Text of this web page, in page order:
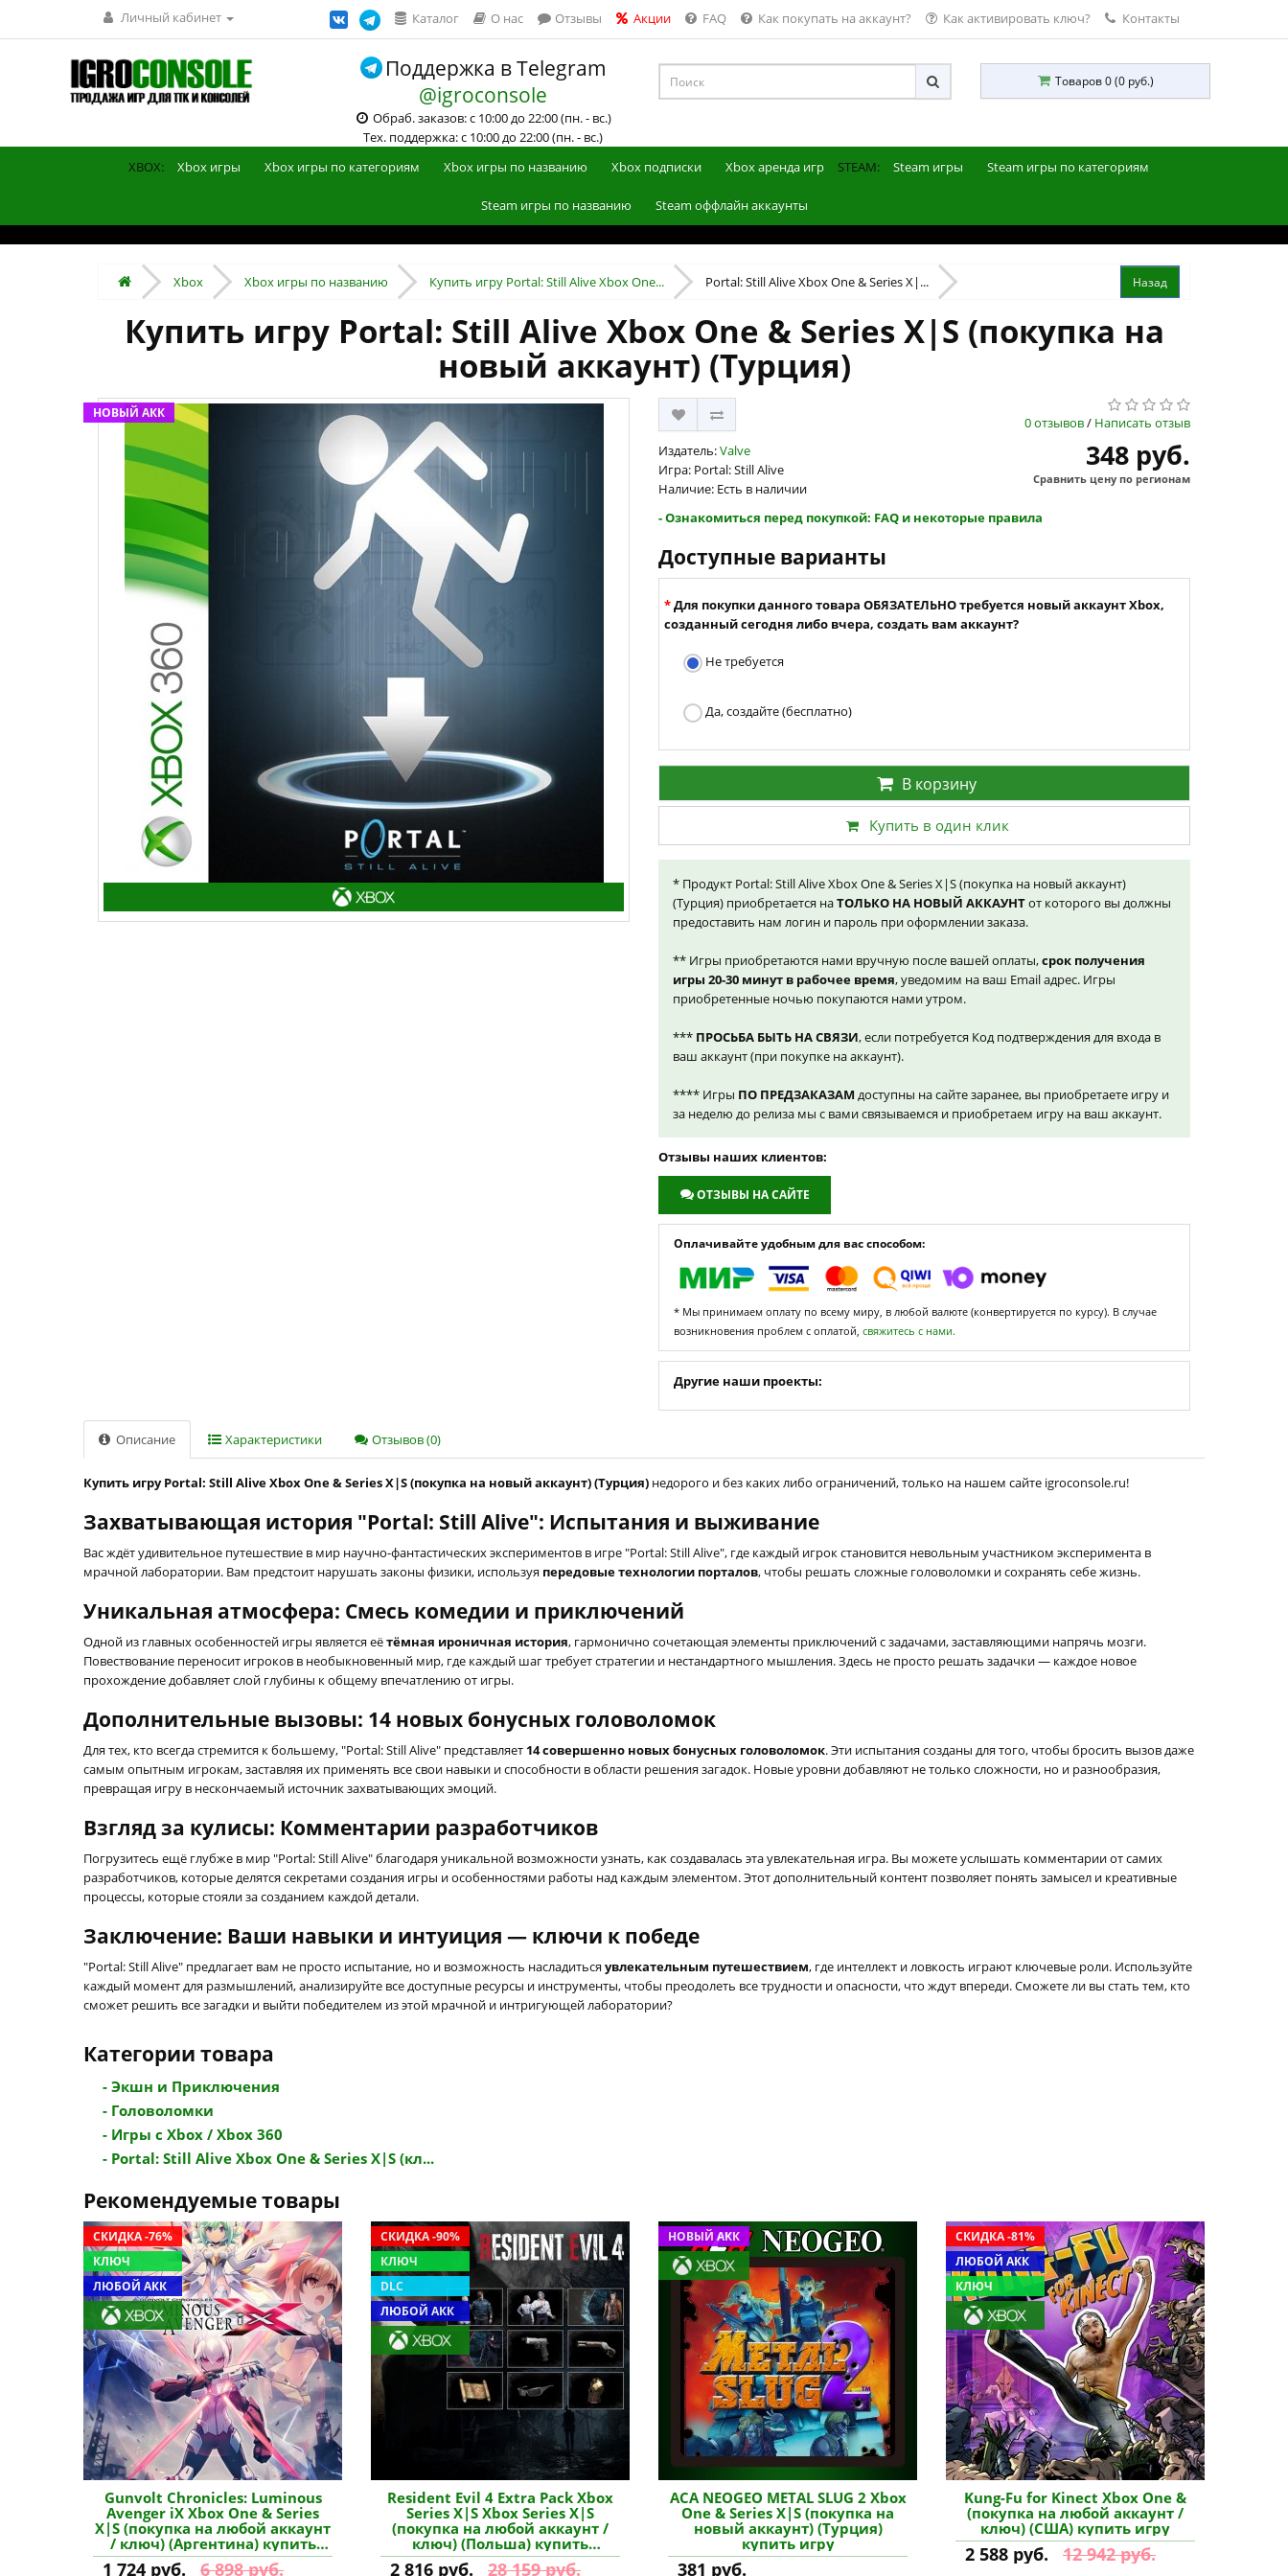
Личный кабинет Каталог О нас Отзывы Акции FAQ Как покупать на аккаунт? Как активировать ключ? Контакты
Поддержка в Telegram
@igroconsole
Обраб. заказов: с 10:00 до 22:00 (пн. - вс.)
Тех. поддержка: с 10:00 до 22:00 (пн. - вс.)
Товаров 0 (0 руб.)
XBOX: Xbox игры Xbox игры по категориям Xbox игры по названию Xbox подписки Xbox аренда игр STEAM: Steam игры Steam игры по категориям
Steam игры по названию Steam оффлайн аккаунты
Xbox Xbox игры по названию Купить игру Portal: Still Alive Xbox One... Portal: Still Alive Xbox One & Series X|...
Купить игру Portal: Still Alive Xbox One & Series X|S (покупка на
новый аккаунт) (Турция)
НОВЫЙ АКК
0 отзывов/ Написать отзыв
Издатель:Valve
Игра: Portal: Still Alive
Наличие: Есть в наличии
348 руб.
Сравнить цену по регионам
- Ознакомиться перед покупкой: FAQ и некоторые правила
Доступные варианты
Для покупки данного товара ОБЯЗАТЕЛЬНО требуется новый аккаунт Xbox,
созданный сегодня либо вчера, создать вам аккаунт?
Не требуется
Да, создайте (бесплатно)
В корзину
Купить в один клик
* Продукт Portal: Still Alive Xbox One & Series X|S (покупка на новый аккаунт)
(Турция) приобретается наТОЛЬКО НА НОВЫЙ АККАУНТот которого вы должны
предоставить нам логин и пароль при оформлении заказа.
** Игры приобретаются нами вручную после вашей оплаты,срок получения
игры 20-30 минут в рабочее время, уведомим на ваш Email адрес. Игры
приобретенные ночью покупаются нами утром.
*** ПРОСЬБА БЫТЬ НА СВЯЗИ, если потребуется Код подтверждения для входа в
ваш аккаунт (при покупке на аккаунт).
**** Игры ПО ПРЕДЗАКАЗАМ доступны на сайте заранее, вы приобретаете игру и
за неделю до релиза мы с вами связываемся и приобретаем игру на ваш аккаунт.
Отзывы наших клиентов:
ОТЗЫВЫ НА САЙТЕ
Оплачивайте удобным для вас способом:
* Мы принимаем оплату по всему миру, в любой валюте (конвертируется по курсу). В случае
возникновения проблем с оплатой, свяжитесь с нами.
Другие наши проекты:
Описание Характеристики Отзывов (0)
Купить игру Portal: Still Alive Xbox One & Series X|S (покупка на новый аккаунт) (Турция) недорого и без каких либо ограничений, только на нашем сайте igroconsole.ru!
Захватывающая история "Portal: Still Alive": Испытания и выживание
Вас ждёт удивительное путешествие в мир научно-фантастических экспериментов в игре "Portal: Still Alive", где каждый игрок становится невольным участником эксперимента в
мрачной лаборатории. Вам предстоит нарушать законы физики, используя передовые технологии порталов, чтобы решать сложные головоломки и сохранять себе жизнь.
Уникальная атмосфера: Смесь комедии и приключений
Одной из главных особенностей игры является еётёмная ироничная история, гармонично сочетающая элементы приключений с задачами, заставляющими напрячь мозги.
Повествование переносит игроков в необыкновенный мир, где каждый шаг требует стратегии и нестандартного мышления. Здесь не просто решать задачки — каждое новое
прохождение добавляет слой глубины к общему впечатлению от игры.
Дополнительные вызовы: 14 новых бонусных головоломок
Для тех, кто всегда стремится к большему, "Portal: Still Alive" представляет 14 совершенно новых бонусных головоломок. Эти испытания созданы для того, чтобы бросить вызов даже
самым опытным игрокам, заставляя их применять все свои навыки и способности в области решения загадок. Новые уровни добавляют не только сложности, но и разнообразия,
превращая игру в нескончаемый источник захватывающих эмоций.
Взгляд за кулисы: Комментарии разработчиков
Погрузитесь ещё глубже в мир "Portal: Still Alive" благодаря уникальной возможности узнать, как создавалась эта увлекательная игра. Вы можете услышать комментарии от самих
разработчиков, которые делятся секретами создания игры и особенностями работы над каждым элементом. Этот дополнительный контент позволяет понять замысел и креативные
процессы, которые стояли за созданием каждой детали.
Заключение: Ваши навыки и интуиция — ключи к победе
"Portal: Still Alive" предлагает вам не просто испытание, но и возможность насладиться увлекательным путешествием, где интеллект и ловкость играют ключевые роли. Используйте
каждый момент для размышлений, анализируйте все доступные ресурсы и инструменты, чтобы преодолеть все трудности и опасности, что ждут впереди. Сможете ли вы стать тем, кто
сможет решить все загадки и выйти победителем из этой мрачной и интригующей лаборатории?
Категории товара
- Экшн и Приключения
- Головоломки
- Игры с Xbox / Xbox 360
- Portal: Still Alive Xbox One & Series X|S (кл...
Рекомендуемые товары
СКИДКА -76%
КЛЮЧ
ЛЮБОЙ АКК
Gunvolt Chronicles: Luminous
Avenger iX Xbox One & Series
X|S (покупка на любой аккаунт
/ ключ) (Аргентина) купить
игру
1 724 руб. 6 898 руб.
СКИДКА -90%
КЛЮЧ
DLC
ЛЮБОЙ АКК
Resident Evil 4 Extra Pack Xbox
Series X|S Xbox Series X|S
(покупка на любой аккаунт /
ключ) (Польша) купить
дополнение
2 816 руб. 28 159 руб.
НОВЫЙ АКК
ACA NEOGEO METAL SLUG 2 Xbox
One & Series X|S (покупка на
новый аккаунт) (Турция)
купить игру
381 руб.
СКИДКА -81%
ЛЮБОЙ АКК
КЛЮЧ
Kung-Fu for Kinect Xbox One &
(покупка на любой аккаунт /
ключ) (США) купить игру
2 588 руб. 12 942 руб.